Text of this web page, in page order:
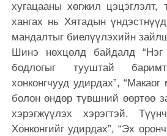
хугацааны хөгжил цэцэглэлт,
хангах нь Хятадын
мандалтыг биелүүлэхийн
Шинэ нөхцөлд байдалд
бодлогыг тууштай
хонконгчууд удирдах”,
болон өндөр түвшний өөртөө
хэрэгжүүлэх хэрэгтэй.
Хонконгийг удирдах”, “Эх